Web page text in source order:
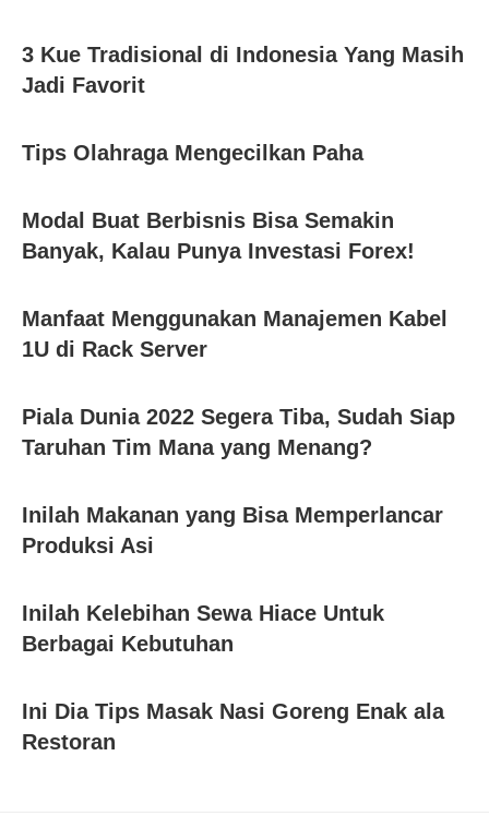
3 Kue Tradisional di Indonesia Yang Masih
Jadi Favorit
Tips Olahraga Mengecilkan Paha
Modal Buat Berbisnis Bisa Semakin
Banyak, Kalau Punya Investasi Forex!
Manfaat Menggunakan Manajemen Kabel
1U di Rack Server
Piala Dunia 2022 Segera Tiba, Sudah Siap
Taruhan Tim Mana yang Menang?
Inilah Makanan yang Bisa Memperlancar
Produksi Asi
Inilah Kelebihan Sewa Hiace Untuk
Berbagai Kebutuhan
Ini Dia Tips Masak Nasi Goreng Enak ala
Restoran